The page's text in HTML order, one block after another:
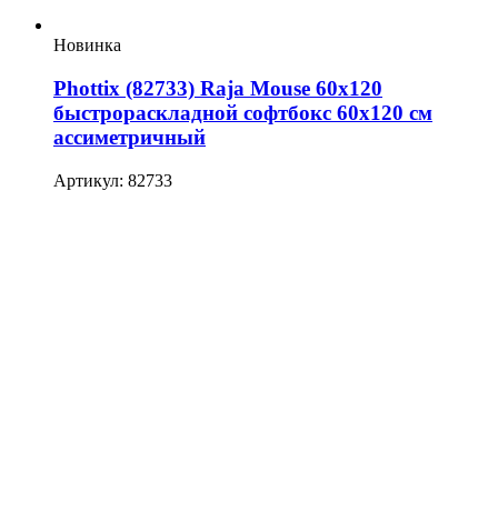
Новинка
Phottix (82733) Raja Mouse 60х120
быстрораскладной софтбокс 60х120 см
ассиметричный
Артикул: 82733